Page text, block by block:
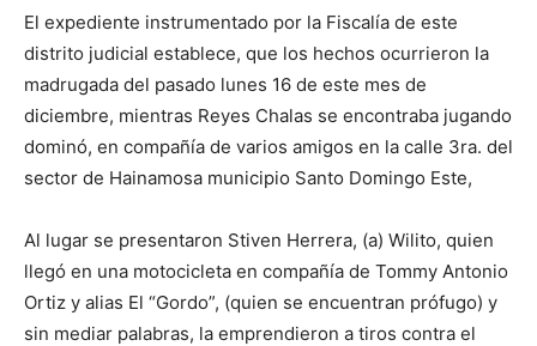
El expediente instrumentado por la Fiscalía de este
distrito judicial establece, que los hechos ocurrieron la
madrugada del pasado lunes 16 de este mes de
diciembre, mientras Reyes Chalas se encontraba jugando
dominó, en compañía de varios amigos en la calle 3ra. del
sector de Hainamosa municipio Santo Domingo Este,
Al lugar se presentaron Stiven Herrera, (a) Wilito, quien
llegó en una motocicleta en compañía de Tommy Antonio
Ortiz y alias El “Gordo”, (quien se encuentran prófugo) y
sin mediar palabras, la emprendieron a tiros contra el